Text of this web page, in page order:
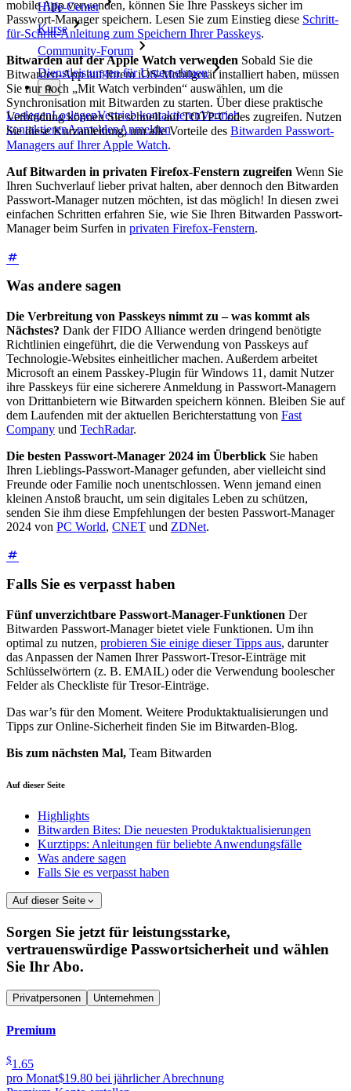
Hilfe-Center
Kurse
Community-Forum
Dienstleistungen für Unternehmen
LoslegenLoslegenVertrieb kontaktierenVertrieb
kontaktierenAnmeldenAnmelden
mobile App verwenden, können Sie Ihre Passkeys sicher im
Passwort-Manager speichern. Lesen Sie zum Einstieg diese Schritt-
für-Schritt-Anleitung zum Speichern Ihrer Passkeys.
Bitwarden auf der Apple Watch verwenden Sobald Sie die
Bitwarden-App auf Ihrem iOS-Mobilgerät installiert haben, müssen
Sie nur noch „Mit Watch verbinden“ auswählen, um die
Synchronisation mit Bitwarden zu starten. Über diese praktische
Verbindung können Sie schnell auf TOTP-Codes zugreifen. Nutzen
Sie diese Kurzanleitung, um alle Vorteile des Bitwarden Passwort-
Managers auf Ihrer Apple Watch.
Auf Bitwarden in privaten Firefox-Fenstern zugreifen Wenn Sie
Ihren Suchverlauf lieber privat halten, aber dennoch den Bitwarden
Passwort-Manager nutzen möchten, ist das möglich! In diesen zwei
einfachen Schritten erfahren Sie, wie Sie Ihren Bitwarden Passwort-
Manager beim Surfen in privaten Firefox-Fenstern.
Was andere sagen
Die Verbreitung von Passkeys nimmt zu – was kommt als
Nächstes? Dank der FIDO Alliance werden dringend benötigte
Richtlinien eingeführt, die die Verwendung von Passkeys auf
Technologie-Websites einheitlicher machen. Außerdem arbeitet
Microsoft an einem Passkey-Plugin für Windows 11, damit Nutzer
ihre Passkeys für eine sicherere Anmeldung in Passwort-Managern
von Drittanbietern wie Bitwarden speichern können. Bleiben Sie auf
dem Laufenden mit der aktuellen Berichterstattung von Fast
Company und TechRadar.
Die besten Passwort-Manager 2024 im Überblick Sie haben
Ihren Lieblings-Passwort-Manager gefunden, aber vielleicht sind
Freunde oder Familie noch unentschlossen. Wenn jemand einen
kleinen Anstoß braucht, um sein digitales Leben zu schützen,
senden Sie ihm diese Empfehlungen der besten Passwort-Manager
2024 von PC World, CNET und ZDNet.
Falls Sie es verpasst haben
Fünf unverzichtbare Passwort-Manager-Funktionen Der
Bitwarden Passwort-Manager bietet viele Funktionen. Um ihn
optimal zu nutzen, probieren Sie einige dieser Tipps aus, darunter
das Anpassen der Namen Ihrer Passwort-Tresor-Einträge mit
Schlüsselwörtern (z. B. EMAIL) oder die Verwendung boolescher
Felder als Checkliste für Tresor-Einträge.
Das war’s für den Moment. Weitere Produktaktualisierungen und
Tipps zur Online-Sicherheit finden Sie im Bitwarden-Blog.
Bis zum nächsten Mal, Team Bitwarden
Auf dieser Seite
Highlights
Bitwarden Bites: Die neuesten Produktaktualisierungen
Kurztipps: Anleitungen für beliebte Anwendungsfälle
Was andere sagen
Falls Sie es verpasst haben
Auf dieser Seite
Sorgen Sie jetzt für leistungsstarke,
vertrauenswürdige Passwortsicherheit und wählen
Sie Ihr Abo.
Privatpersonen Unternehmen
Premium
$1.65
pro Monat$19.80 bei jährlicher Abrechnung